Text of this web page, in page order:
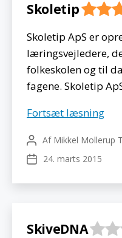
Skoletip
Skoletip ApS er
læringsvejledere,
folkeskolen og til
fagene. Skoletip
Fortsæt læsning
Indlægsforfatter
Af Mikkel Mollerup
Indlægsdato
24. marts 2015
SkiveDNA